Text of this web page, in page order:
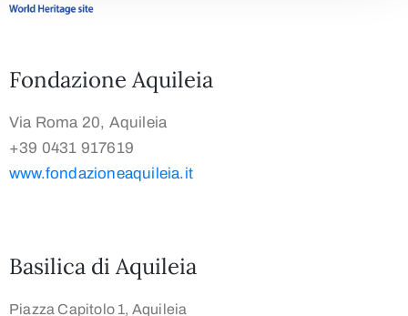
Fondazione Aquileia
Via Roma 20, Aquileia
+39 0431 917619
www.fondazioneaquileia.it
Basilica di Aquileia
Piazza Capitolo 1, Aquileia